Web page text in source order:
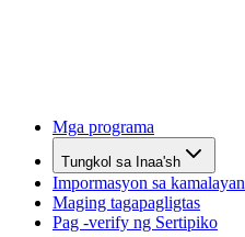
Mga programa
Tungkol sa Inaa'sh
Impormasyon sa kamalayan
Maging tagapagligtas
Pag -verify ng Sertipiko